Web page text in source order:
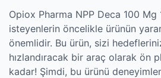
Opiox Pharma NPP Deca 100 Mg
isteyenlerin öncelikle ürünün
önemlidir. Bu ürün, sizi
hızlandıracak bir araç olarak ön
kadar! Şimdi, bu ürünü